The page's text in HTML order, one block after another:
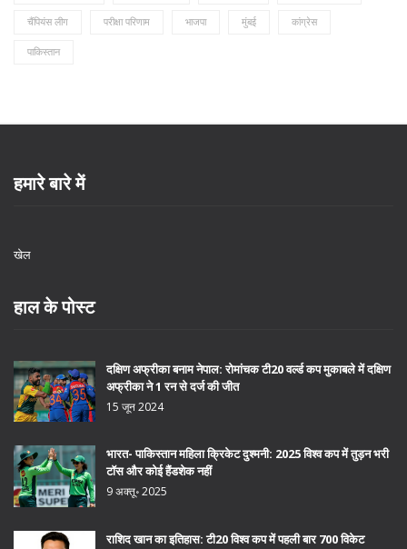
चैंपियंस लीग परीक्षा परिणाम भाजपा मुंबई कांग्रेस
पाकिस्तान
हमारे बारे में
खेल
हाल के पोस्ट
दक्षिण अफ्रीका बनाम नेपाल: रोमांचक टी20 वर्ल्ड कप मुकाबले में दक्षिण
अफ्रीका ने 1 रन से दर्ज की जीत
15 जून 2024
भारत- पाकिस्तान महिला क्रिकेट दुश्मनी: 2025 विश्व कप में तुड़न भरी
टॉस और कोई हैंडशेक नहीं
9 अक्तू॰ 2025
राशिद खान का इतिहास: टी20 विश्व कप में पहली बार 700 विकेट